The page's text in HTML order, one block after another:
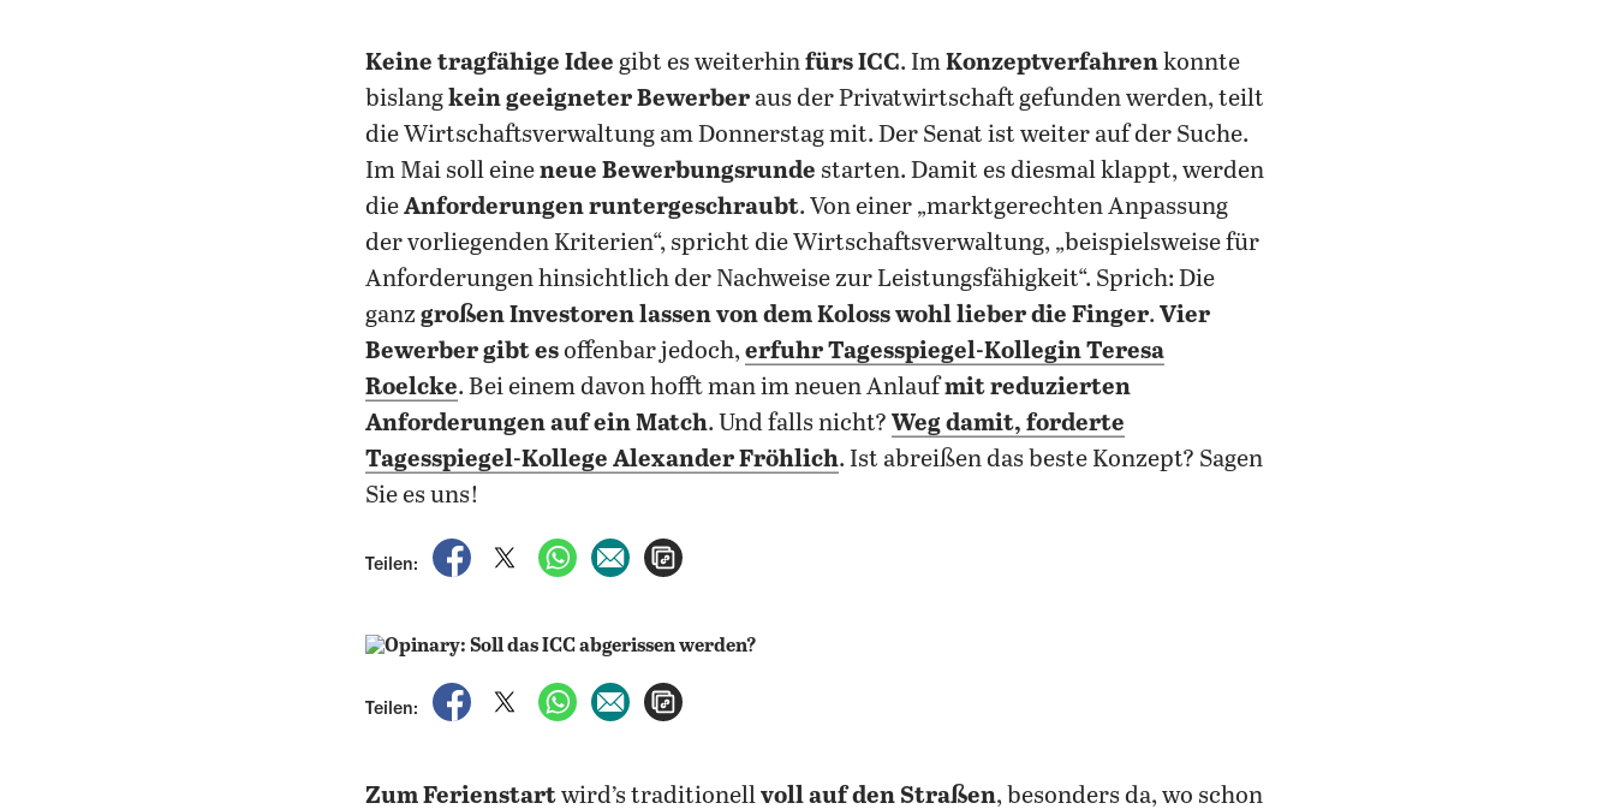
Keine tragfähige Idee gibt es weiterhinfürs ICC. ImKonzeptverfahrenkonnte
bislangkein geeigneter Bewerber aus der Privatwirtschaft gefunden werden, teilt
die Wirtschaftsverwaltung am Donnerstag mit. Der Senat ist weiter auf der Suche.
Im Mai soll eineneue Bewerbungsrunde starten. Damit es diesmal klappt, werden
dieAnforderungen runtergeschraubt. Von einer „marktgerechten Anpassung
der vorliegenden Kriterien“, spricht die Wirtschaftsverwaltung, „beispielsweise für
Anforderungen hinsichtlich der Nachweise zur Leistungsfähigkeit“. Sprich: Die
ganz großen Investoren lassen von dem Koloss wohl lieber die Finger. Vier
Bewerber gibt esoffenbar jedoch,erfuhr Tagesspiegel-Kollegin Teresa
Roelcke. Bei einem davon hofft man im neuen Anlaufmit reduzierten
Anforderungen auf ein Match. Und falls nicht? Weg damit, forderte
Tagesspiegel-Kollege Alexander Fröhlich. Ist abreißen das beste Konzept? Sagen
Sie es uns!
Teilen:
auf Facebook teilen
auf X teilenper WhatsApp teilen
per E-Mail teilen
Teilen:
auf Facebook teilen
auf X teilenper WhatsApp teilen
per E-Mail teilen
Zum Ferienstartwird’s traditionellvoll auf den Straßen, besonders da, wo schon